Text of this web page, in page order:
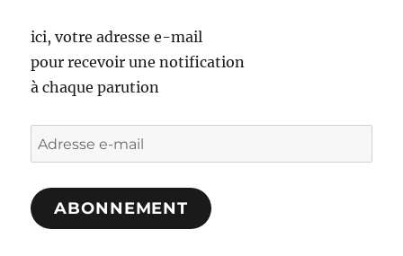
ici, votre adresse e-mail
pour recevoir une notification
à chaque parution
Adresse
e-
mail
ABONNEMENT